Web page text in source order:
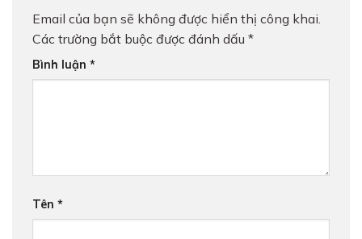
Email của bạn sẽ không được hiển thị công khai.
Các trường bắt buộc được đánh dấu *
Bình luận *
Tên *